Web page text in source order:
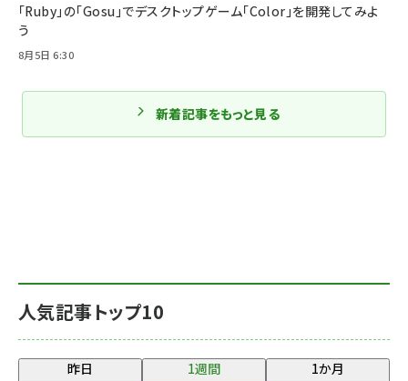
人気記事トップ10
昨日 1週間 1か月
「Ruby」の「Gosu」でデスクトップゲーム「Color」を開発してみよ
う
8月5日 6:30
新着記事をもっと見る